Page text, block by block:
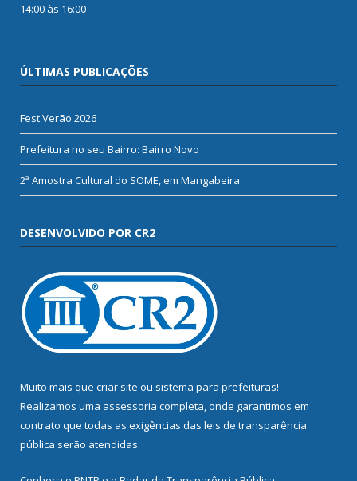
14:00 às 16:00
ÚLTIMAS PUBLICAÇÕES
Fest Verão 2026
Prefeitura no seu Bairro: Bairro Novo
2ª Amostra Cultural do SOME, em Mangabeira
DESENVOLVIDO POR CR2
Muito mais que criar site ou sistema para prefeituras!
Realizamos uma assessoria completa, onde garantimos em
contrato que todas as exigências das leis de transparência
pública serão atendidas.